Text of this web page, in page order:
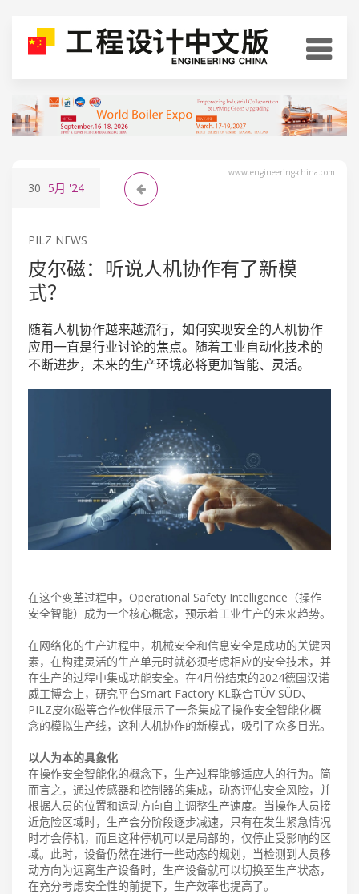
www.engineering-china.com
30 5月 '24
PILZ NEWS
皮尔磁：听说人机协作有了新模
式？
随着人机协作越来越流行，如何实现安全的人机协作
应用一直是行业讨论的焦点。随着工业自动化技术的
不断进步，未来的生产环境必将更加智能、灵活。
在这个变革过程中，Operational Safety Intelligence（操作
安全智能）成为一个核心概念，预示着工业生产的未来趋势。
在网络化的生产进程中，机械安全和信息安全是成功的关键因
素，在构建灵活的生产单元时就必须考虑相应的安全技术，并
在生产的过程中集成功能安全。在4月份结束的2024德国汉诺
威工博会上，研究平台Smart Factory KL联合TÜV SÜD、
PILZ皮尔磁等合作伙伴展示了一条集成了操作安全智能化概
念的模拟生产线，这种人机协作的新模式，吸引了众多目光。
以人为本的具象化
在操作安全智能化的概念下，生产过程能够适应人的行为。简
而言之，通过传感器和控制器的集成，动态评估安全风险，并
根据人员的位置和运动方向自主调整生产速度。当操作人员接
近危险区域时，生产会分阶段逐步减速，只有在发生紧急情况
时才会停机，而且这种停机可以是局部的，仅停止受影响的区
域。此时，设备仍然在进行一些动态的规划，当检测到人员移
动方向为远离生产设备时，生产设备就可以切换至生产状态，
在充分考虑安全性的前提下，生产效率也提高了。